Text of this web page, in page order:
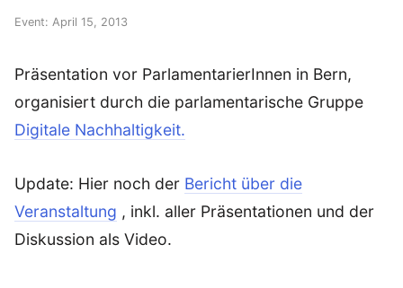
Event: April 15, 2013
Präsentation vor ParlamentarierInnen in Bern,
organisiert durch die parlamentarische Gruppe
Digitale Nachhaltigkeit.
Update: Hier noch der Bericht über die
Veranstaltung , inkl. aller Präsentationen und der
Diskussion als Video.